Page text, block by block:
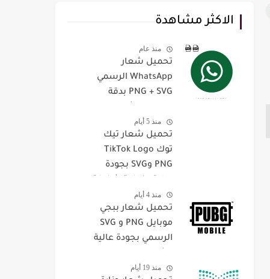
الاكثر مشاهدة
منذ عام
تحميل شعار
WhatsApp الرسمي
PNG + SVG بدقة
واستخداماته
منذ 5 أيام
تحميل شعار تيك
توك TikTok Logo
PNG وSVG بجودة
منذ 4 أيام
تحميل شعار ببجي
موبايل PNG و SVG
الرسمي بجودة عالية
منذ 19 أيام